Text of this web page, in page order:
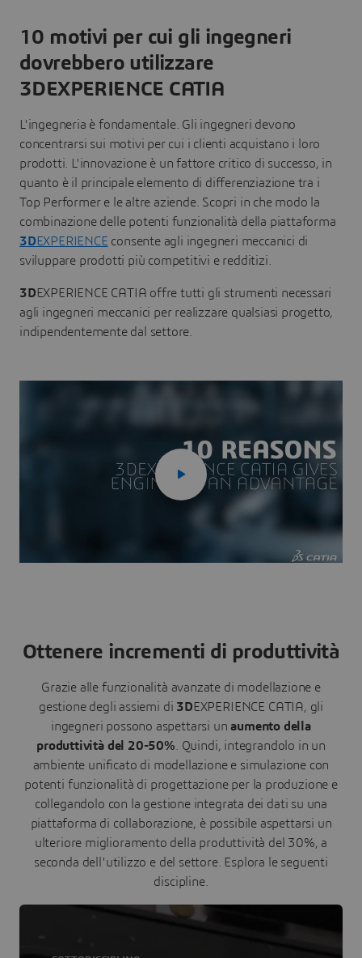
10 motivi per cui gli ingegneri
dovrebbero utilizzare
3DEXPERIENCE CATIA
L'ingegneria è fondamentale. Gli ingegneri devono
concentrarsi sui motivi per cui i clienti acquistano i loro
prodotti. L'innovazione è un fattore critico di successo, in
quanto è il principale elemento di differenziazione tra i
Top Performer e le altre aziende. Scopri in che modo la
combinazione delle potenti funzionalità della piattaforma
3DEXPERIENCE consente agli ingegneri meccanici di
sviluppare prodotti più competitivi e redditizi.
3DEXPERIENCE CATIA offre tutti gli strumenti necessari
agli ingegneri meccanici per realizzare qualsiasi progetto,
indipendentemente dal settore.
Ottenere incrementi di produttività
Grazie alle funzionalità avanzate di modellazione e
gestione degli assiemi di 3DEXPERIENCE CATIA, gli
ingegneri possono aspettarsi unaumento della
produttività del 20-50% . Quindi, integrandolo in un
ambiente unificato di modellazione e simulazione con
potenti funzionalità di progettazione per la produzione e
collegandolo con la gestione integrata dei dati su una
piattaforma di collaborazione, è possibile aspettarsi un
ulteriore miglioramento della produttività del 30%, a
seconda dell'utilizzo e del settore. Esplora le seguenti
discipline.